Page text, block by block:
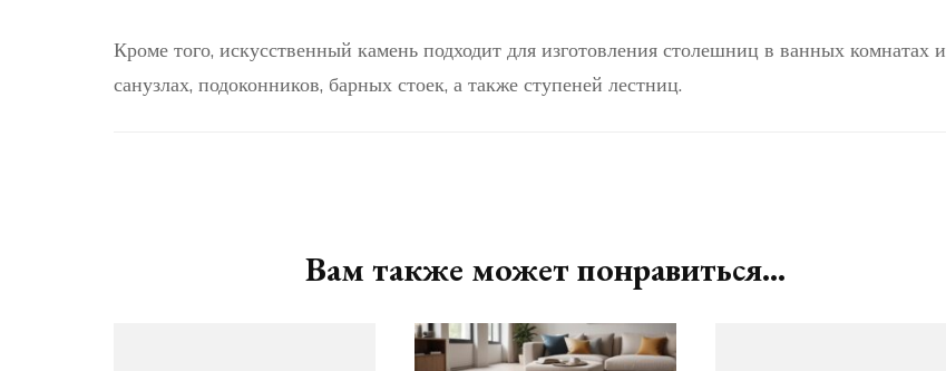
Кроме того, искусственный камень подходит для изготовления столешниц в ванных комнатах и
санузлах, подоконников, барных стоек, а также ступеней лестниц.
Вам также может понравиться...